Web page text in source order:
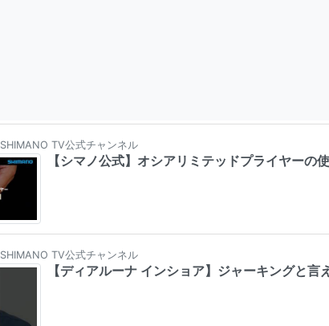
SHIMANO TV公式チャンネル
【シマノ公式】オシアリミテッドプライヤーの
SHIMANO TV公式チャンネル
【ディアルーナ インショア】ジャーキング